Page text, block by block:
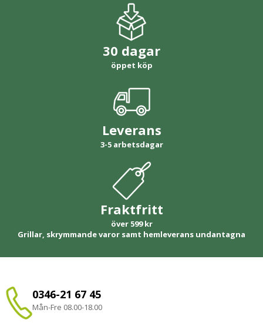
30 dagar
öppet köp
Leverans
3-5 arbetsdagar
Fraktfritt
över 599 kr
Grillar, skrymmande varor samt hemleverans undantagna
0346-21 67 45
Mån-Fre 08.00-18.00